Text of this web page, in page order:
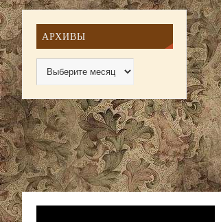
АРХИВЫ